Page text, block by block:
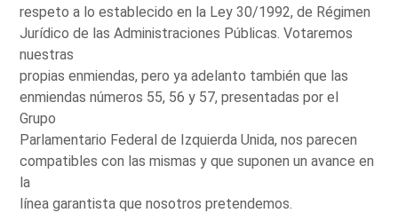
respeto a lo establecido en la Ley 30/1992, de Régimen
Jurídico de las Administraciones Públicas. Votaremos
nuestras
propias enmiendas, pero ya adelanto también que las
enmiendas números 55, 56 y 57, presentadas por el
Grupo
Parlamentario Federal de Izquierda Unida, nos parecen
compatibles con las mismas y que suponen un avance en
la
línea garantista que nosotros pretendemos.